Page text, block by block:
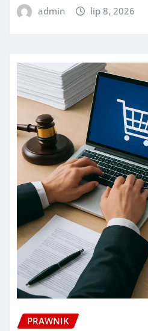
admin lip 8, 2026
PRAWNIK